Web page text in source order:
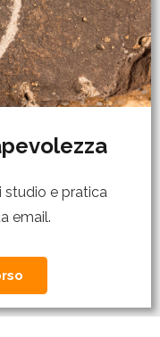
e pratica
email.